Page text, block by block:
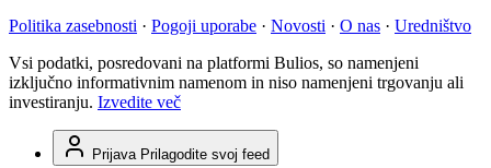
Politika zasebnosti · Pogoji uporabe · Novosti · O nas · Uredništvo
Vsi podatki, posredovani na platformi Bulios, so namenjeni
izključno informativnim namenom in niso namenjeni trgovanju ali
investiranju. Izvedite več
Prijava Prilagodite svoj feed